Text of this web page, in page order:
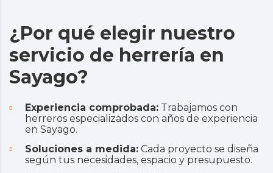
¿Por qué elegir nuestro
servicio de herrería en
Sayago?
Experiencia comprobada: Trabajamos con
herreros especializados con años de experiencia
en Sayago.
Soluciones a medida: Cada proyecto se diseña
según tus necesidades, espacio y presupuesto.